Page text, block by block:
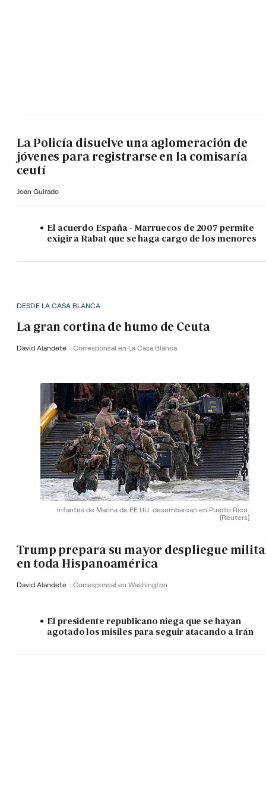
La Policía disuelve una aglomeración de
jóvenes para registrarse en la comisaría
ceutí
Joan Guirado
El acuerdo España - Marruecos de 2007 permite
exigir a Rabat que se haga cargo de los menores
DESDE LA CASA BLANCA
La gran cortina de humo de Ceuta
David Alandete Corresponsal en La Casa Blanca
Infantes de Marina de EE.UU. desembarcan en Puerto Rico.
(Reuters)
Trump prepara su mayor despliegue
en toda Hispanoamérica
David Alandete Corresponsal en Washington
El presidente republicano niega que se hayan
agotado los misiles para seguir atacando a Irán